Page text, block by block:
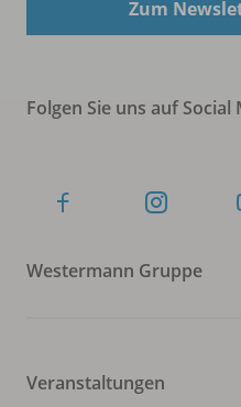
Zum
Folgen Sie uns auf Social
Westermann Gruppe
Veranstaltungen